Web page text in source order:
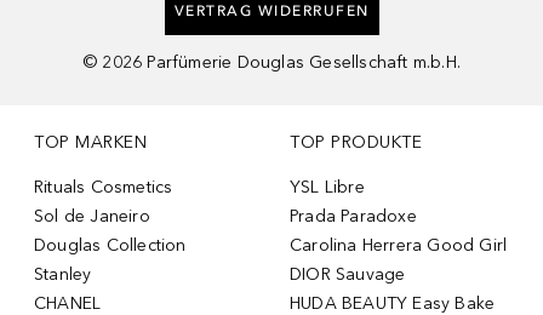
VERTRAG WIDERRUFEN
© 2026 Parfümerie Douglas Gesellschaft m.b.H.
TOP MARKEN
Rituals Cosmetics
Sol de Janeiro
Douglas Collection
Stanley
CHANEL
TOP PRODUKTE
YSL Libre
Prada Paradoxe
Carolina Herrera Good Girl
DIOR Sauvage
HUDA BEAUTY Easy Bake